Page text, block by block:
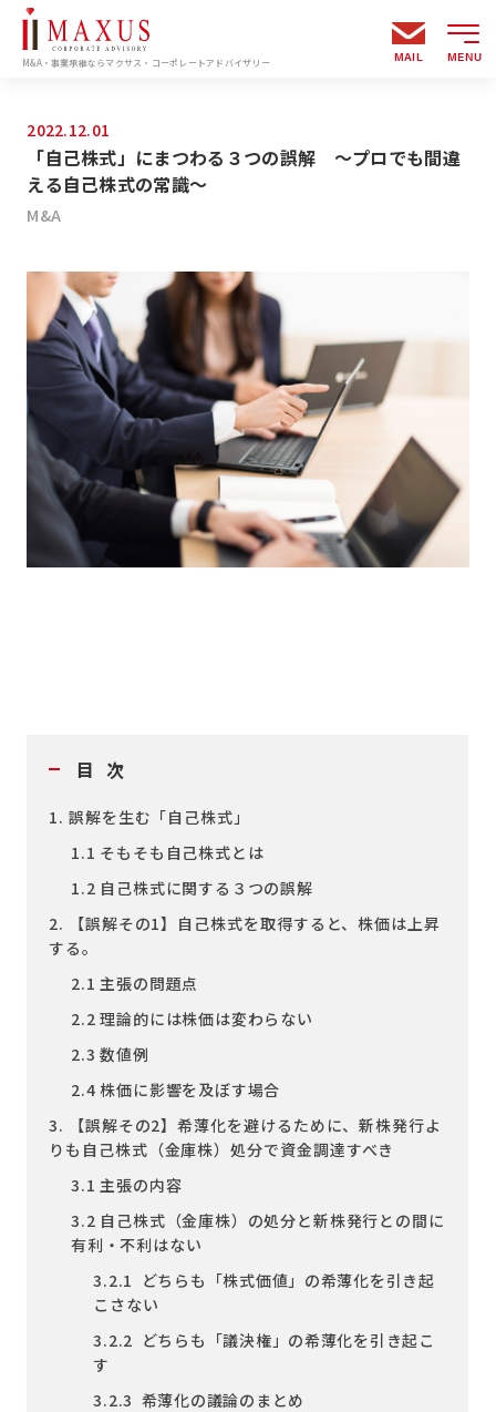
M&A・事業承継ならマクサス・コーポレートアドバイザリー MAIL MENU
2022.12.01
「自己株式」にまつわる３つの誤解 ～プロでも間違
える自己株式の常識～
M&A
目次
1. 誤解を生む「自己株式」
1.1 そもそも自己株式とは
1.2 自己株式に関する３つの誤解
2. 【誤解その1】自己株式を取得すると、株価は上昇
する。
2.1 主張の問題点
2.2 理論的には株価は変わらない
2.3 数値例
2.4 株価に影響を及ぼす場合
3. 【誤解その2】希薄化を避けるために、新株発行よ
りも自己株式（金庫株）処分で資金調達すべき
3.1 主張の内容
3.2 自己株式（金庫株）の処分と新株発行との間に
有利・不利はない
3.2.1 どちらも「株式価値」の希薄化を引き起
こさない
3.2.2 どちらも「議決権」の希薄化を引き起こ
す
3.2.3 希薄化の議論のまとめ